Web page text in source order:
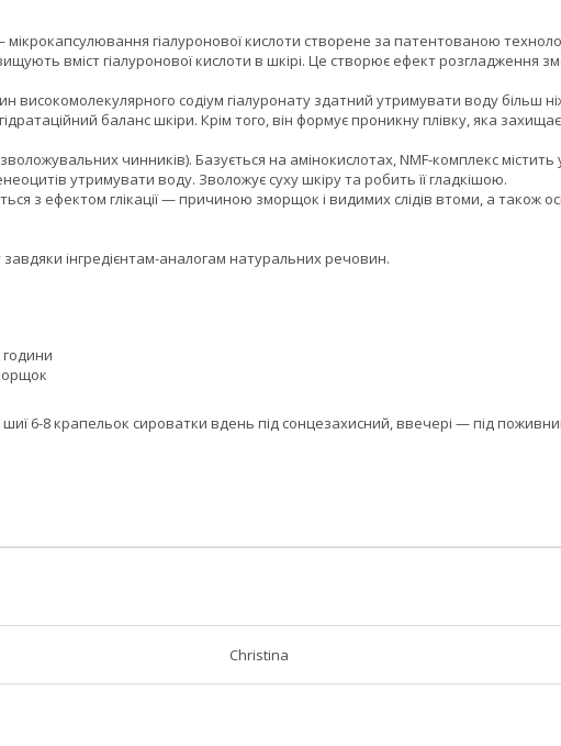
гіалуронової кислоти створене за патентованою
вміст гіалуронової кислоти в шкірі. Це створює ефект розгладження
високомолекулярного содіум гіалуронату здатний утримувати воду більш
баланс шкіри. Крім того, він формує проникну плівку, яка
чинників). Базується на амінокислотах, NMF-комплекс містить
утримувати воду. Зволожує суху шкіру та робить її гладкішою.
з ефектом глікації — причиною зморщок і видимих слідів втоми, а також
інгредієнтам-аналогам натуральних речовин.
6-8 крапельок сироватки вдень під сонцезахисний, ввечері — під
Christina